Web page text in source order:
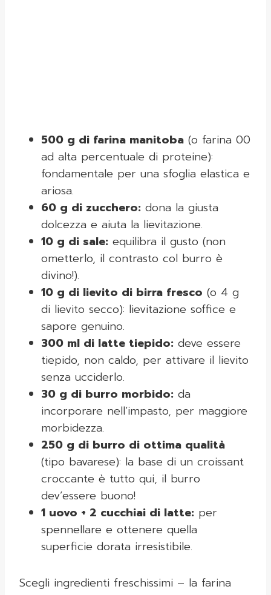
500 g di farina manitoba (o farina 00
ad alta percentuale di proteine):
fondamentale per una sfoglia elastica e
ariosa.
60 g di zucchero: dona la giusta
dolcezza e aiuta la lievitazione.
10 g di sale: equilibra il gusto (non
ometterlo, il contrasto col burro è
divino!).
10 g di lievito di birra fresco (o 4 g
di lievito secco): lievitazione soffice e
sapore genuino.
300 ml di latte tiepido: deve essere
tiepido, non caldo, per attivare il lievito
senza ucciderlo.
30 g di burro morbido: da
incorporare nell’impasto, per maggiore
morbidezza.
250 g di burro di ottima qualità
(tipo bavarese): la base di un croissant
croccante è tutto qui, il burro
dev’essere buono!
1 uovo + 2 cucchiai di latte: per
spennellare e ottenere quella
superficie dorata irresistibile.
Scegli ingredienti freschissimi – la farina